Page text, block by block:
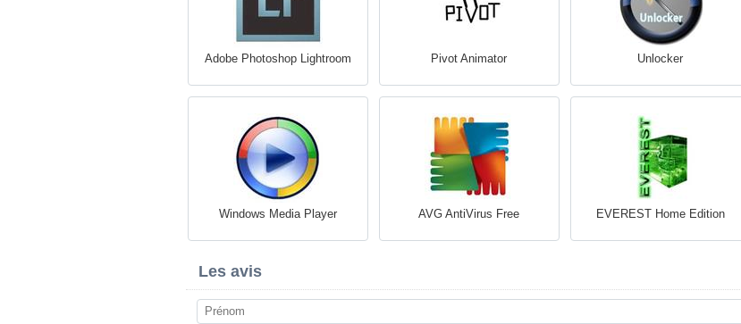
Adobe Photoshop Lightroom Pivot Animator Unlocker
Windows Media Player AVG AntiVirus Free EVEREST Home Edition
Les avis